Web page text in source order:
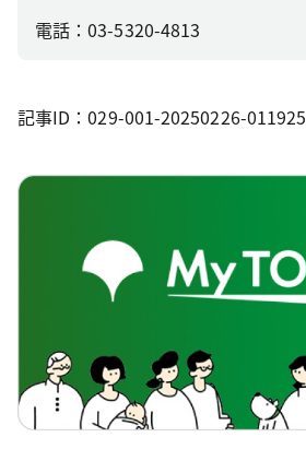
電話：03-5320-4813
記事ID：029-001-20250226-011925